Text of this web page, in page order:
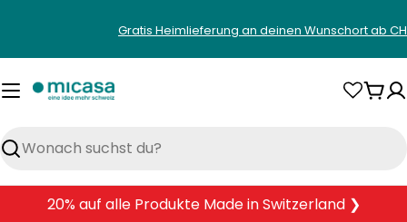
springen
Gratis Heimlieferung an deinen Wunschort ab
Suchen
20% auf alle Produkte Made in Switzerland ❯